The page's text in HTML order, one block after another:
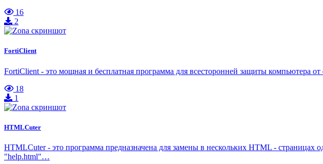
16
2
FortiClient
FortiClient - это мощная и бесплатная программа для всесторонней защиты компьютера
18
1
HTMLCuter
HTMLCuter - это программа предназначена для замены в нескольких HTML - страницах
"help.html"…